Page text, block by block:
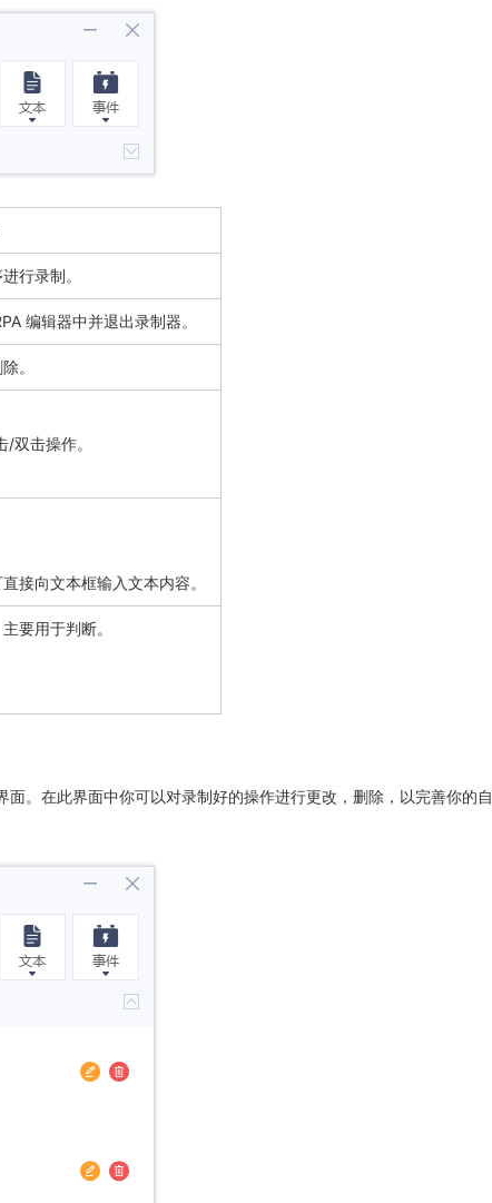
行录制。
编辑器中并退出录制器。
。
双击操作。
接向文本框输入文本内容。
要用于判断。
。在此界面中你可以对录制好的操作进行更改，删除，以完善你的自